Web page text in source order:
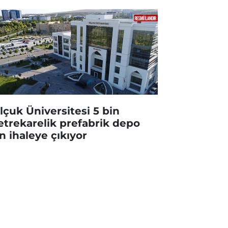
Üniversitesi 5 bin
prefabrik depo
ihaleye çıkıyor